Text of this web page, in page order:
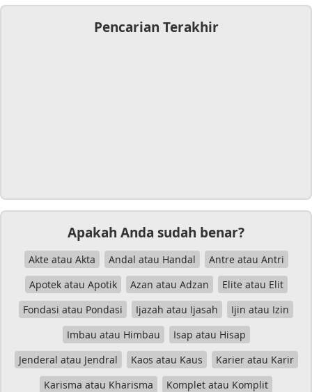
Pencarian Terakhir
Apakah Anda sudah benar?
Akte atau Akta Andal atau Handal
Antre atau Antri
Apotek atau Apotik
Azan atau Adzan
Elite atau Elit
Fondasi atau Pondasi
Ijazah atau Ijasah
Ijin atau Izin
Imbau atau Himbau
Isap atau Hisap
Jenderal atau Jendral
Kaos atau Kaus
Karier atau Karir
Karisma atau Kharisma
Komplet atau Komplit